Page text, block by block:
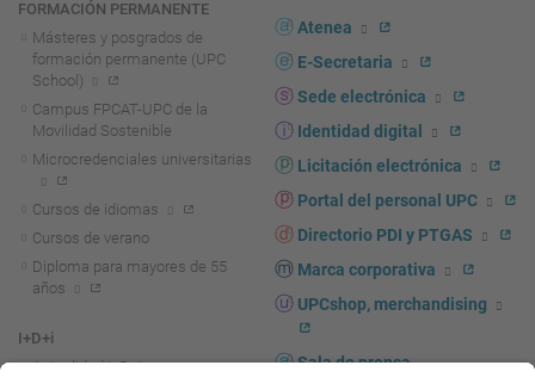
FORMACIÓN PERMANENTE
Másteres y posgrados de
formación permanente (UPC
School)
Campus FPCAT-UPC de la
Movilidad Sostenible
Microcredenciales universitarias
Cursos de idiomas
Cursos de verano
Diploma para mayores de 55
años
I+D+i
Actualidad I+D+I
Atenea
E-Secretaria
Sede electrónica
Identidad digital
Licitación electrónica
Portal del personal UPC
Directorio PDI y PTGAS
Marca corporativa
UPCshop, merchandising
Sala de prensa